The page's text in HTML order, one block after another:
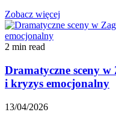
Zobacz więcej
2 min read
Dramatyczne sceny w
i kryzys emocjonalny
13/04/2026